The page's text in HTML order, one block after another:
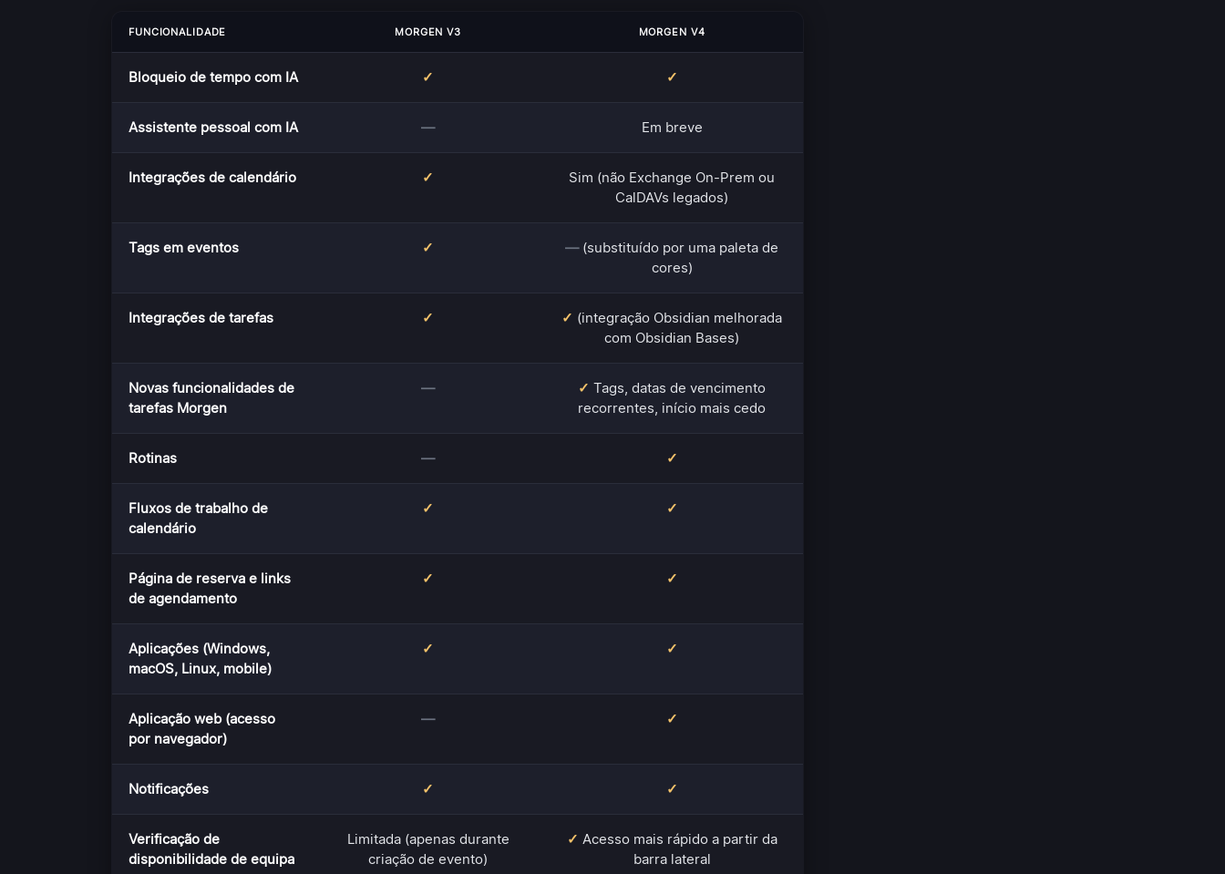
FUNCIONALIDADE MORGEN V3 MORGEN V4
Bloqueio de tempo com IA ✓ ✓
Assistente pessoal com IA — Em breve
Integrações de calendário ✓
Sim (não Exchange On-Prem ou
CalDAVs legados)
Tags em eventos ✓ —(substituído por uma paleta de
cores)
Integrações de tarefas ✓ ✓ (integração Obsidian melhorada
com Obsidian Bases)
Novas funcionalidades de
tarefas Morgen
— ✓ Tags, datas de vencimento
recorrentes, início mais cedo
Rotinas — ✓
Fluxos de trabalho de
calendário
✓ ✓
Página de reserva e links
de agendamento
✓ ✓
Aplicações (Windows,
macOS, Linux, mobile)
✓ ✓
Aplicação web (acesso
por navegador)
— ✓
Notificações ✓ ✓
Verificação de
disponibilidade de equipa
Limitada (apenas durante
criação de evento)
✓ Acesso mais rápido a partir da
barra lateral